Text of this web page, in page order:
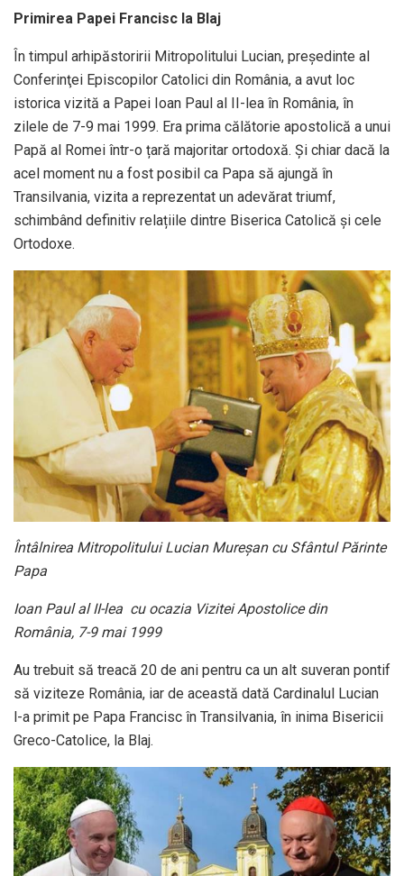
Primirea Papei Francisc la Blaj
În timpul arhipăstoririi Mitropolitului Lucian, preşedinte al
Conferinţei Episcopilor Catolici din România, a avut loc
istorica vizită a Papei Ioan Paul al II-lea în România, în
zilele de 7-9 mai 1999. Era prima călătorie apostolică a unui
Papă al Romei într-o țară majoritar ortodoxă. Și chiar dacă la
acel moment nu a fost posibil ca Papa să ajungă în
Transilvania, vizita a reprezentat un adevărat triumf,
schimbând definitiv relațiile dintre Biserica Catolică și cele
Ortodoxe.
Întâlnirea Mitropolitului Lucian Mureșan cu Sfântul Părinte
Papa
Ioan Paul al II-lea cu ocazia Vizitei Apostolice din
România, 7-9 mai 1999
Au trebuit să treacă 20 de ani pentru ca un alt suveran pontif
să viziteze România, iar de această dată Cardinalul Lucian
l-a primit pe Papa Francisc în Transilvania, în inima Bisericii
Greco-Catolice, la Blaj.